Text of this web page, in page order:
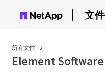
文件
所有文件
Element Software